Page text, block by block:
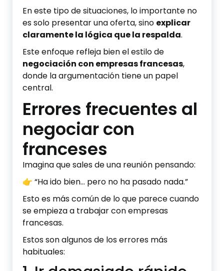
En este tipo de situaciones, lo importante no
es solo presentar una oferta, sino explicar
claramente la lógica que la respalda.
Este enfoque refleja bien el estilo de
negociación con empresas francesas,
donde la argumentación tiene un papel
central.
Errores frecuentes al
negociar con
franceses
Imagina que sales de una reunión pensando:
👉 “Ha ido bien… pero no ha pasado nada.”
Esto es más común de lo que parece cuando
se empieza a trabajar con empresas
francesas.
Estos son algunos de los errores más
habituales: